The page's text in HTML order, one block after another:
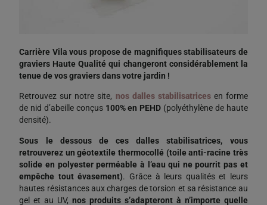
Carrière Vila vous propose de magnifiques stabilisateurs de
graviers Haute Qualité qui changeront considérablement la
tenue de vos graviers dans votre jardin !
Retrouvez sur notre site, nos dalles stabilisatricesen forme
de nid d’abeille conçus 100% en PEHD (polyéthylène de haute
densité).
Sous le dessous de ces dalles stabilisatrices, vous
retrouverez un géotextile thermocollé (toile anti-racine très
solide en polyester perméable à l’eau qui ne pourrit pas et
empêche tout évasement). Grâce à leurs qualités et leurs
hautes résistances aux charges de torsion et sa résistance au
gel et au UV,nos produits s’adapteront à n’importe quelle